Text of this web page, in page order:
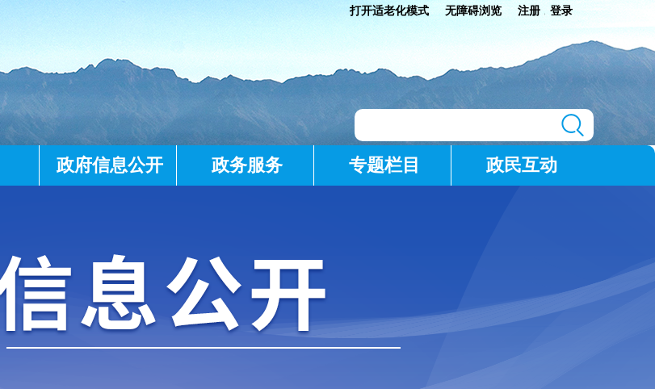
打开适老化模式 无障碍浏览 注册 登录
政府信息公开 政务服务 专题栏目 政民互动